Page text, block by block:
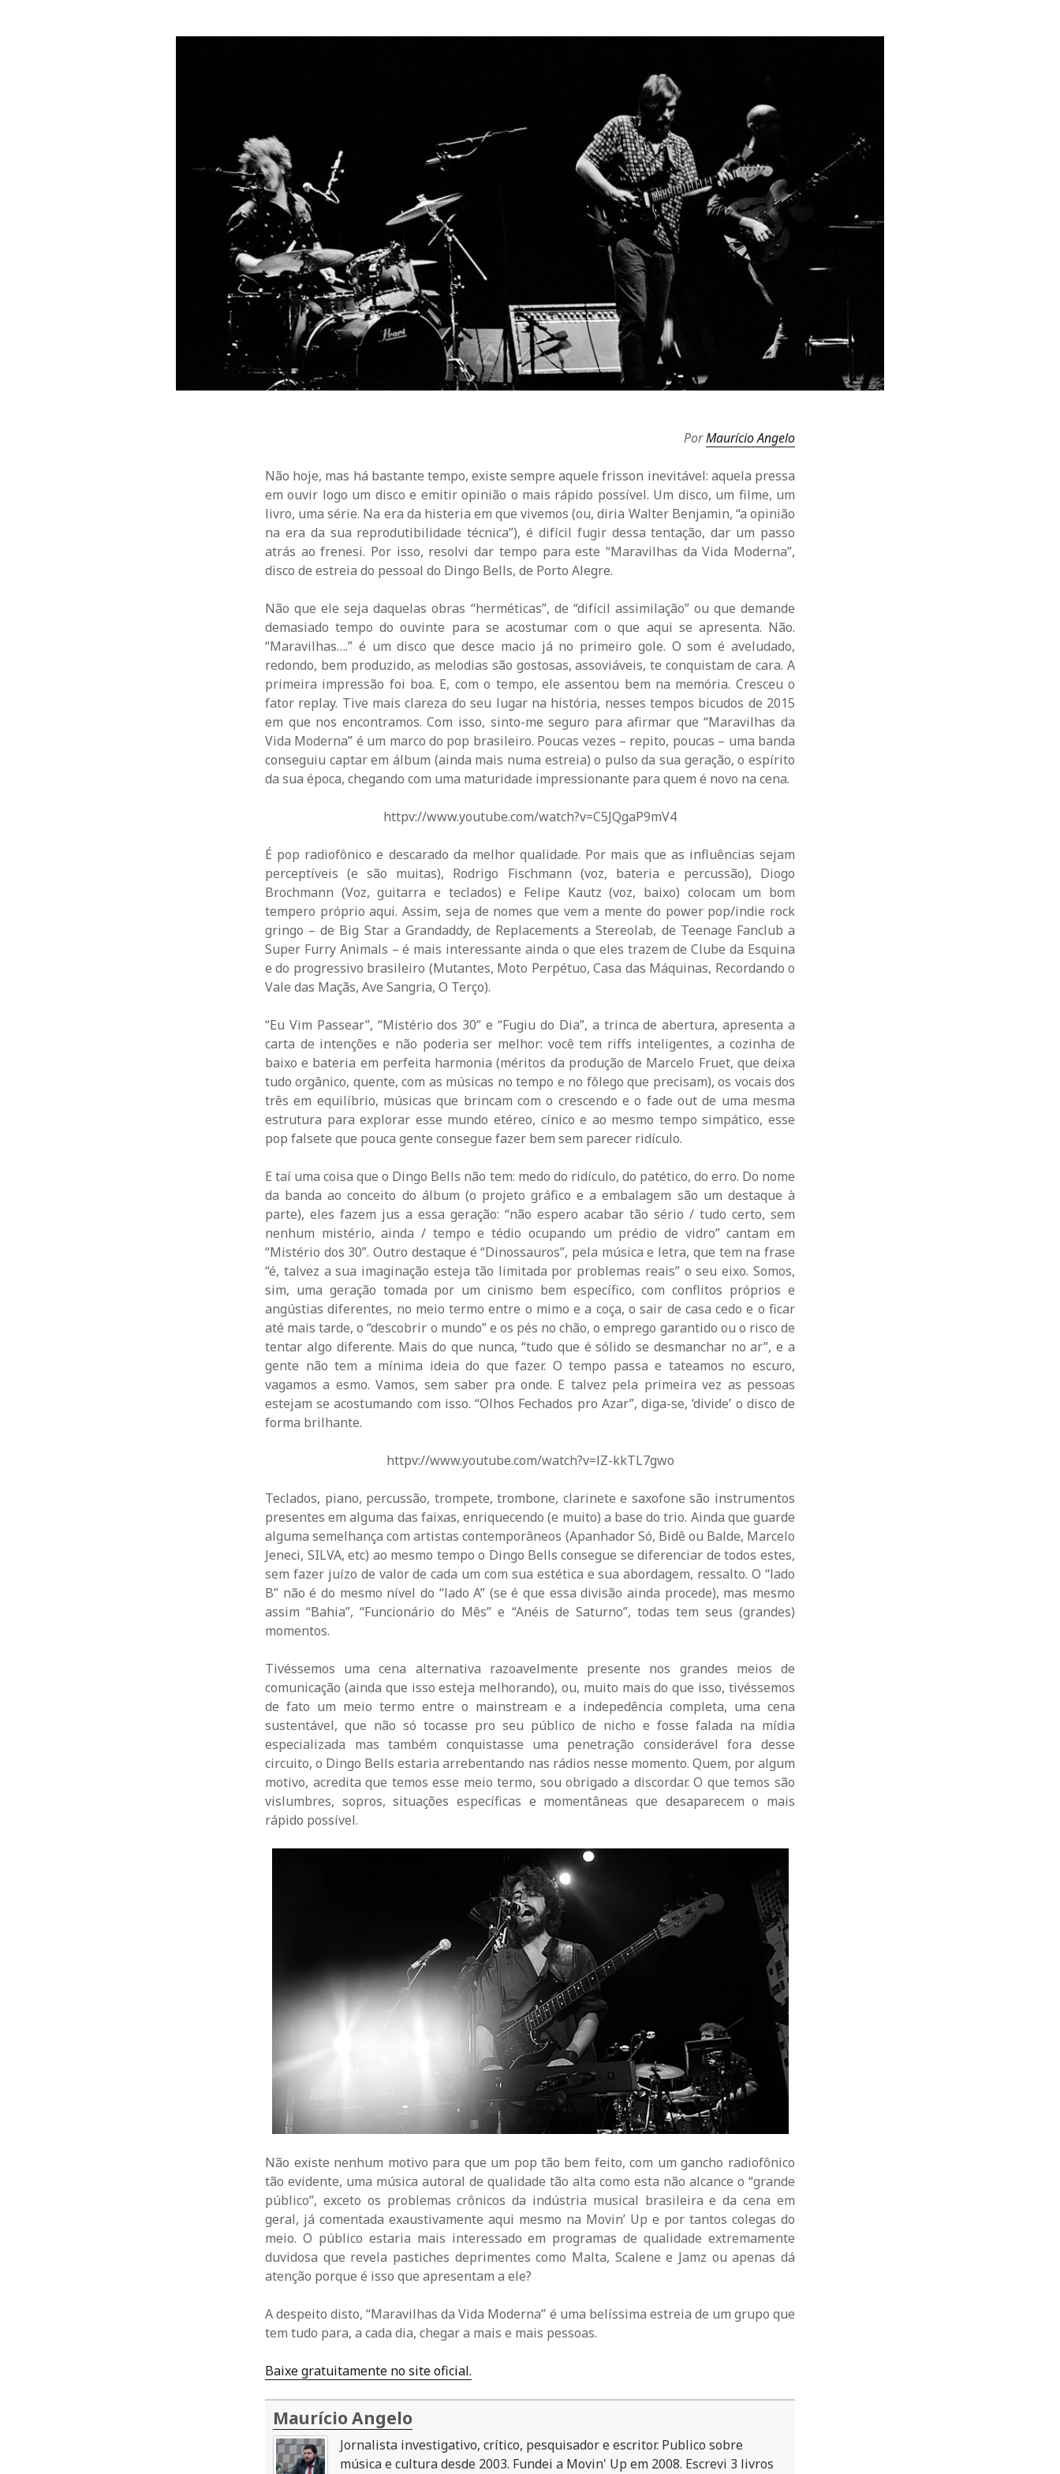
PorMaurício Angelo
Não hoje, mas há bastante tempo, existe sempre aquele frisson inevitável: aquela pressa
em ouvir logo um disco e emitir opinião o mais rápido possível. Um disco, um filme, um
livro, uma série. Na era da histeria em que vivemos (ou, diria Walter Benjamin, “a opinião
na era da sua reprodutibilidade técnica”), é difícil fugir dessa tentação, dar um passo
atrás ao frenesi. Por isso, resolvi dar tempo para este “Maravilhas da Vida Moderna”,
disco de estreia do pessoal do Dingo Bells, de Porto Alegre.
Não que ele seja daquelas obras “herméticas”, de “difícil assimilação” ou que demande
demasiado tempo do ouvinte para se acostumar com o que aqui se apresenta. Não.
“Maravilhas….” é um disco que desce macio já no primeiro gole. O som é aveludado,
redondo, bem produzido, as melodias são gostosas, assoviáveis, te conquistam de cara. A
primeira impressão foi boa. E, com o tempo, ele assentou bem na memória. Cresceu o
fator replay. Tive mais clareza do seu lugar na história, nesses tempos bicudos de 2015
em que nos encontramos. Com isso, sinto-me seguro para afirmar que “Maravilhas da
Vida Moderna” é um marco do pop brasileiro. Poucas vezes – repito, poucas – uma banda
conseguiu captar em álbum (ainda mais numa estreia) o pulso da sua geração, o espírito
da sua época, chegando com uma maturidade impressionante para quem é novo na cena.
httpv://www.youtube.com/watch?v=C5JQgaP9mV4
É pop radiofônico e descarado da melhor qualidade. Por mais que as influências sejam
perceptíveis (e são muitas), Rodrigo Fischmann (voz, bateria e percussão), Diogo
Brochmann (Voz, guitarra e teclados) e Felipe Kautz (voz, baixo) colocam um bom
tempero próprio aqui. Assim, seja de nomes que vem a mente do power pop/indie rock
gringo – de Big Star a Grandaddy, de Replacements a Stereolab, de Teenage Fanclub a
Super Furry Animals – é mais interessante ainda o que eles trazem de Clube da Esquina
e do progressivo brasileiro (Mutantes, Moto Perpétuo, Casa das Máquinas, Recordando o
Vale das Maçãs, Ave Sangria, O Terço).
“Eu Vim Passear”, “Mistério dos 30” e “Fugiu do Dia”, a trinca de abertura, apresenta a
carta de intenções e não poderia ser melhor: você tem riffs inteligentes, a cozinha de
baixo e bateria em perfeita harmonia (méritos da produção de Marcelo Fruet, que deixa
tudo orgânico, quente, com as músicas no tempo e no fôlego que precisam), os vocais dos
três em equilíbrio, músicas que brincam com o crescendo e o fade out de uma mesma
estrutura para explorar esse mundo etéreo, cínico e ao mesmo tempo simpático, esse
pop falsete que pouca gente consegue fazer bem sem parecer ridículo.
E taí uma coisa que o Dingo Bells não tem: medo do ridículo, do patético, do erro. Do nome
da banda ao conceito do álbum (o projeto gráfico e a embalagem são um destaque à
parte), eles fazem jus a essa geração: “não espero acabar tão sério / tudo certo, sem
nenhum mistério, ainda / tempo e tédio ocupando um prédio de vidro” cantam em
“Mistério dos 30”. Outro destaque é “Dinossauros”, pela música e letra, que tem na frase
“é, talvez a sua imaginação esteja tão limitada por problemas reais” o seu eixo. Somos,
sim, uma geração tomada por um cinismo bem específico, com conflitos próprios e
angústias diferentes, no meio termo entre o mimo e a coça, o sair de casa cedo e o ficar
até mais tarde, o “descobrir o mundo” e os pés no chão, o emprego garantido ou o risco de
tentar algo diferente. Mais do que nunca, “tudo que é sólido se desmanchar no ar”, e a
gente não tem a mínima ideia do que fazer. O tempo passa e tateamos no escuro,
vagamos a esmo. Vamos, sem saber pra onde. E talvez pela primeira vez as pessoas
estejam se acostumando com isso. “Olhos Fechados pro Azar”, diga-se, ‘divide’ o disco de
forma brilhante.
httpv://www.youtube.com/watch?v=lZ-kkTL7gwo
Teclados, piano, percussão, trompete, trombone, clarinete e saxofone são instrumentos
presentes em alguma das faixas, enriquecendo (e muito) a base do trio. Ainda que guarde
alguma semelhança com artistas contemporâneos (Apanhador Só, Bidê ou Balde, Marcelo
Jeneci, SILVA, etc) ao mesmo tempo o Dingo Bells consegue se diferenciar de todos estes,
sem fazer juízo de valor de cada um com sua estética e sua abordagem, ressalto. O “lado
B” não é do mesmo nível do “lado A” (se é que essa divisão ainda procede), mas mesmo
assim “Bahia”, “Funcionário do Mês” e “Anéis de Saturno”, todas tem seus (grandes)
momentos.
Tivéssemos uma cena alternativa razoavelmente presente nos grandes meios de
comunicação (ainda que isso esteja melhorando), ou, muito mais do que isso, tivéssemos
de fato um meio termo entre o mainstream e a indepedência completa, uma cena
sustentável, que não só tocasse pro seu público de nicho e fosse falada na mídia
especializada mas também conquistasse uma penetração considerável fora desse
circuito, o Dingo Bells estaria arrebentando nas rádios nesse momento. Quem, por algum
motivo, acredita que temos esse meio termo, sou obrigado a discordar. O que temos são
vislumbres, sopros, situações específicas e momentâneas que desaparecem o mais
rápido possível.
Não existe nenhum motivo para que um pop tão bem feito, com um gancho radiofônico
tão evidente, uma música autoral de qualidade tão alta como esta não alcance o “grande
público”, exceto os problemas crônicos da indústria musical brasileira e da cena em
geral, já comentada exaustivamente aqui mesmo na Movin’ Up e por tantos colegas do
meio. O público estaria mais interessado em programas de qualidade extremamente
duvidosa que revela pastiches deprimentes como Malta, Scalene e Jamz ou apenas dá
atenção porque é isso que apresentam a ele?
A despeito disto, “Maravilhas da Vida Moderna” é uma belíssima estreia de um grupo que
tem tudo para, a cada dia, chegar a mais e mais pessoas.
Baixe gratuitamente no site oficial.
Maurício Angelo
Jornalista investigativo, crítico, pesquisador e escritor. Publico sobre
música e cultura desde 2003. Fundei a Movin' Up em 2008. Escrevi 3 livros